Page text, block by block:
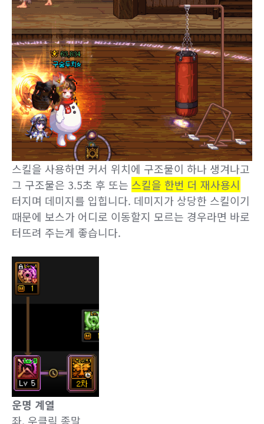
탄생 계열
좌, 우클릭 창세의 빛
그 구조물은 3.5초 후 또는
터지며 데미지를 입힙니다. 데미지가 상당한 스킬이기
때문에 보스가 어디로 이동할지 모르는 경우라면 바로
터뜨려 주는게 좋습니다.